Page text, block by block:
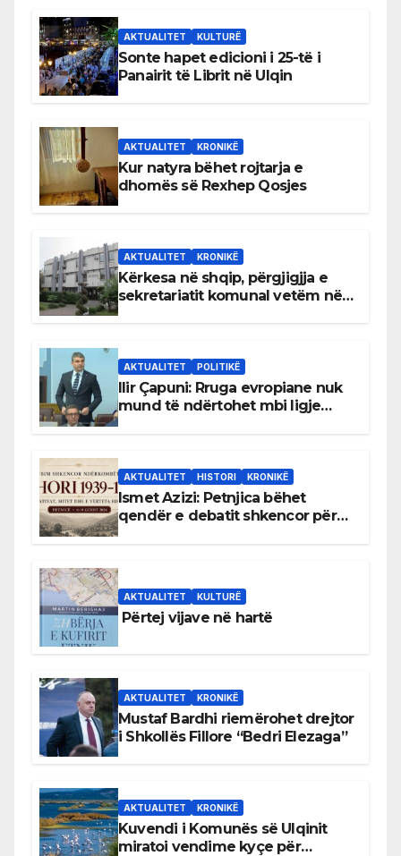
AKTUALITET KULTURË
Sonte hapet edicioni i 25-të i
Panairit të Librit në Ulqin
AKTUALITET KRONIKË
Kur natyra bëhet rojtarja e
dhomës së Rexhep Qosjes
AKTUALITET KRONIKË
Kërkesa në shqip, përgjigjja e
sekretariatit komunal vetëm në
AKTUALITET POLITIKË
Ilir Çapuni: Rruga evropiane nuk
mund të ndërtohet mbi ligje
AKTUALITET HISTORI KRONIKË
Ismet Azizi: Petnjica bëhet
qendër e debatit shkencor për
AKTUALITET KULTURË
Përtej vijave në hartë
AKTUALITET KRONIKË
Mustaf Bardhi riemërohet drejtor
i Shkollës Fillore “Bedri Elezaga”
AKTUALITET KRONIKË
Kuvendi i Komunës së Ulqinit
miratoi vendime kyçe për